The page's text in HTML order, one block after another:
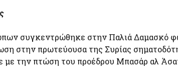
συγκεντρώθηκε στην Παλιά Δαμασκό
στην πρωτεύουσα της Συρίας
με την πτώση του προέδρου Μπασάρ αλ